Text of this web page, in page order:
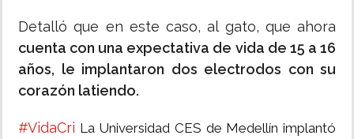
Detalló que en este caso, al gato, que ahora
cuenta con una expectativa de vida de 15 a 16
años, le implantaron dos electrodos con su
corazón latiendo.
#VidaCri La Universidad CES de Medellín implantó